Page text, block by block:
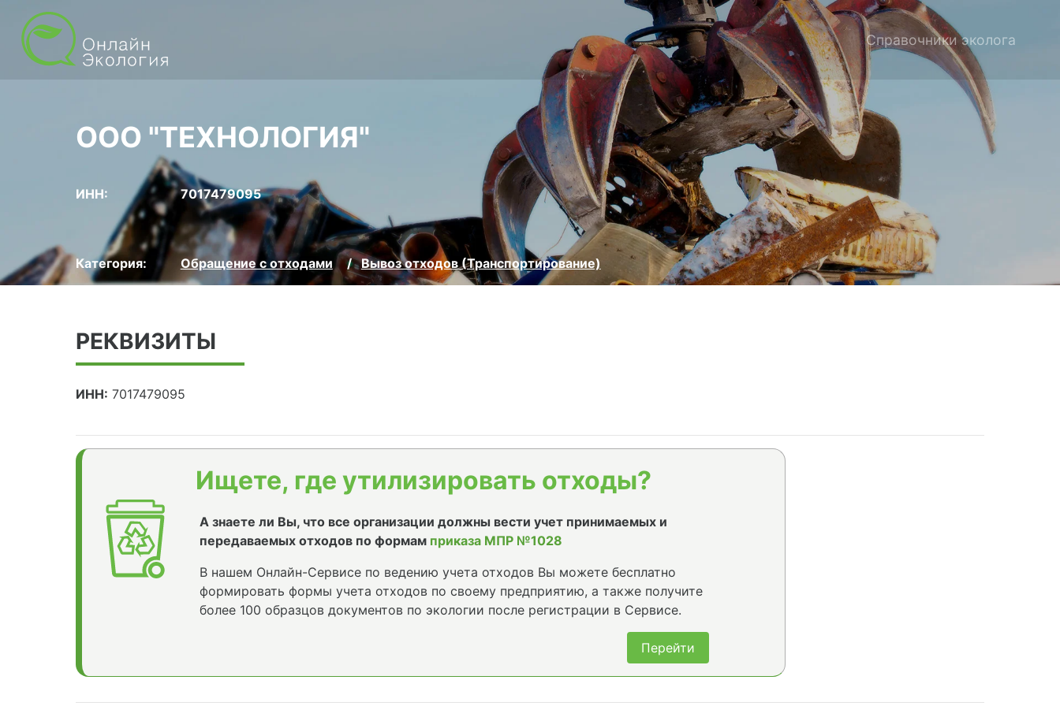
Справочники эколога
ООО "ТЕХНОЛОГИЯ"
ИНН: 7017479095
Категория: Обращение с отходами Вывоз отходов (Транспортирование)
РЕКВИЗИТЫ
ИНН: 7017479095
Ищете, где утилизировать отходы?
А знаете ли Вы, что все организации должны вести учет принимаемых и
передаваемых отходов по формам приказа МПР №1028
В нашем Онлайн-Сервисе по ведению учета отходов Вы можете бесплатно
формировать формы учета отходов по своему предприятию, а также получите
более 100 образцов документов по экологии после регистрации в Сервисе.
Перейти